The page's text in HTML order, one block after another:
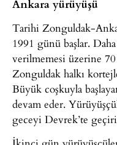
Ankara yürüyüşü
Tarihi Zonguldak-
1991 günü başlar.
verilmemesi üzerine
Zonguldak halkı
Büyük coşkuyla
devam eder.
geceyi Devrek’te